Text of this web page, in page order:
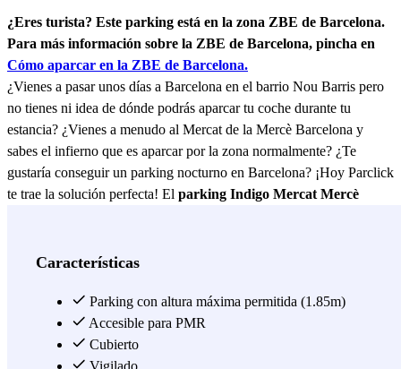
¿Eres turista? Este parking está en la zona ZBE de Barcelona.
Para más información sobre la ZBE de Barcelona, pincha en
Cómo aparcar en la ZBE de Barcelona.
¿Vienes a pasar unos días a Barcelona en el barrio Nou Barris pero
no tienes ni idea de dónde podrás aparcar tu coche durante tu
estancia? ¿Vienes a menudo al Mercat de la Mercè Barcelona y
sabes el infierno que es aparcar por la zona normalmente? ¿Te
gustaría conseguir un parking nocturno en Barcelona? ¡Hoy Parclick
te trae la solución perfecta! El parking Indigo Mercat Mercè
disponible las 24 horas, todos los días de la semana, además dispone
del parking Indigo Mercat Mercè Barcelona encontrarás la estación
de metro Virrei Amat, que forma parte de la línea 5 del metro, por si
deseas moverte por la ciudad en transporte público después de
aparcar tu coche en el parking Indigo Mercat Mercè Barcelona.
Características
Parking con altura máxima permitida (1.85m)
Accesible para PMR
Cubierto
Vigilado